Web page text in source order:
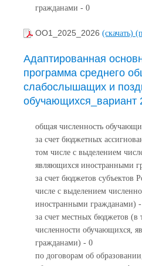
гражданами - 0
ОО1_2025_2026 (скачать)
Адаптированная
программа среднего
слабослышащих и
обучающихся_вариант
общая численность
за счет бюджетных
том числе с выделением
являющихся иностранными
за счет бюджетов субъектов
числе с выделением
иностранными гражданами)
за счет местных бюджетов (в
численности обучающихся,
гражданами) - 0
по договорам об